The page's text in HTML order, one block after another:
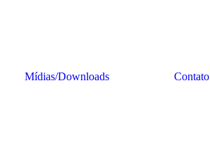
Mídias/Downloads Contato